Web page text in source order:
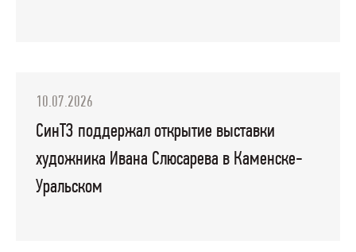
10.07.2026
СинТЗ поддержал открытие выставки
художника Ивана Слюсарева в Каменске-
Уральском